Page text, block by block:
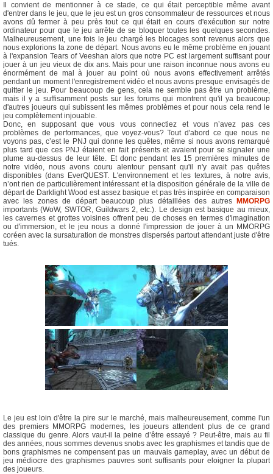
Il convient de mentionner à ce stade, ce qui était perceptible même avant
d'entrer dans le jeu, que le jeu est un gros consommateur de ressources et nous
avons dû fermer à peu près tout ce qui était en cours d'exécution sur notre
ordinateur pour que le jeu arrête de se bloquer toutes les quelques secondes.
Malheureusement, une fois le jeu chargé les blocages sont revenus alors que
nous explorions la zone de départ. Nous avons eu le même problème en jouant
à l'expansion Tears of Veeshan alors que notre PC est largement suffisant pour
jouer à un jeu vieux de dix ans. Mais pour une raison inconnue nous avons eu
énormément de mal à jouer au point où nous avons effectivement arrêtés
pendant un moment l'enregistrement vidéo et nous avons presque envisagés de
quitter le jeu. Pour beaucoup de gens, cela ne semble pas être un problème,
mais il y a suffisamment posts sur les forums qui montrent qu'il ya beaucoup
d'autres joueurs qui subissent les mêmes problèmes et pour nous cela rend le
jeu complètement injouable.
Donc, en supposant que vous vous connectiez et vous n’avez pas ces
problèmes de performances, que voyez-vous? Tout d'abord ce que nous ne
voyons pas, c’est le PNJ qui donne les quêtes, même si nous avons remarqué
plus tard que ces PNJ étaient en fait présents et avaient pour se signaler une
plume au-dessus de leur tête. Et donc pendant les 15 premières minutes de
notre vidéo, nous avons couru alentour pensant qu'il n'y avait pas quêtes
disponibles (dans EverQUEST. L'environnement et les textures, à notre avis,
n’ont rien de particulièrement intéressant et la disposition générale de la ville de
départ de Darklight Wood est assez basique et pas très inspirée en comparaison
avec les zones de départ beaucoup plus détaillées des autres
MMORPG
importants (WoW, SWTOR, Guildwars 2, etc.). Le design est basique au mieux,
les cavernes et grottes voisines offrent peu de choses en termes d'imagination
ou d'immersion, et le jeu nous a donné l'impression de jouer à un MMORPG
coréen avec la sursaturation de monstres dispersés partout attendant juste d'être
tués.
Le jeu est loin d'être la pire sur le marché, mais malheureusement, comme l'un
des premiers MMORPG modernes, les joueurs attendent plus de ce grand
classique du genre. Alors vaut-il la peine d’être essayé ? Peut-être, mais au fil
des années, nous sommes devenus snobs avec les graphismes et tandis que de
bons graphismes ne compensent pas un mauvais gameplay, avec un début de
jeu médiocre des graphismes pauvres sont suffisants pour eloigner la plupart
des joueurs.